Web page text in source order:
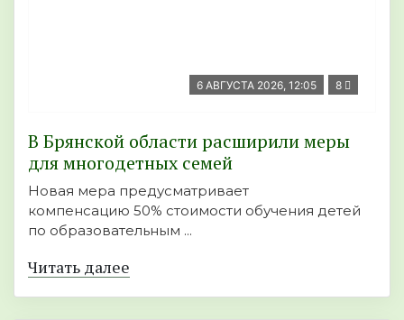
6 АВГУСТА 2026, 12:05 8
В Брянской области расширили меры
для многодетных семей
Новая мера предусматривает
компенсацию 50% стоимости обучения детей
по образовательным ...
Читать далее